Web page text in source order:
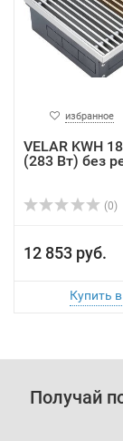
избранное
VELAR KWH
(283 Вт) без
(0)
12 853 руб.
Получай